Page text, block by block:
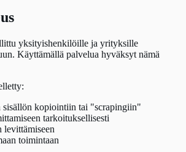
yksityishenkilöille ja yrityksille
Käyttämällä palvelua hyväksyt nämä
sisällön kopiointiin tai "scrapingiin"
tarkoituksellisesti
levittämiseen
toimintaan